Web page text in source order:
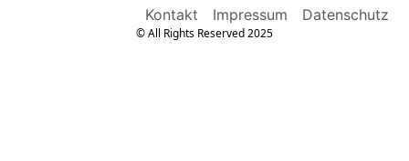
Kontakt Impressum Datenschutz
© All Rights Reserved 2025